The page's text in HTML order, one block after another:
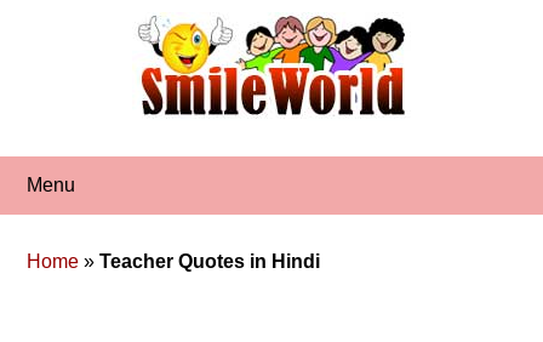
Menu
Home »Teacher Quotes in Hindi